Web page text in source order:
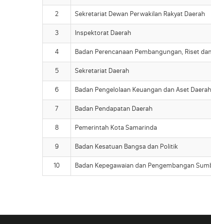
2 Sekretariat Dewan Perwakilan Rakyat Daerah
3 Inspektorat Daerah
4 Badan Perencanaan Pembangungan, Riset
5 Sekretariat Daerah
6 Badan Pengelolaan Keuangan dan Aset Daerah
7 Badan Pendapatan Daerah
8 Pemerintah Kota Samarinda
9 Badan Kesatuan Bangsa dan Politik
10 Badan Kepegawaian dan Pengembangan